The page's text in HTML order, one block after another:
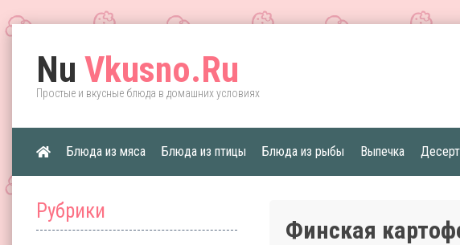
Nu Vkusno.Ru
Простые и вкусные блюда в домашних условиях
Блюда из мяса Блюда из птицы Блюда из рыбы Выпечка
Рубрики
Финская